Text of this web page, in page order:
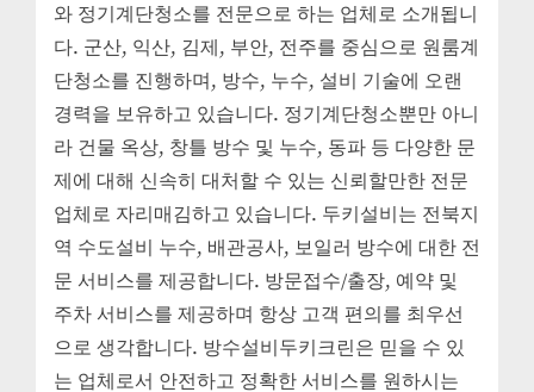
와 정기계단청소를 전문으로 하는 업체로 소개됩니
다. 군산, 익산, 김제, 부안, 전주를 중심으로 원룸계
단청소를 진행하며, 방수, 누수, 설비 기술에 오랜
경력을 보유하고 있습니다. 정기계단청소뿐만 아니
라 건물 옥상, 창틀 방수 및 누수, 동파 등 다양한 문
제에 대해 신속히 대처할 수 있는 신뢰할만한 전문
업체로 자리매김하고 있습니다. 두키설비는 전북지
역 수도설비 누수, 배관공사, 보일러 방수에 대한 전
문 서비스를 제공합니다. 방문접수/출장, 예약 및
주차 서비스를 제공하며 항상 고객 편의를 최우선
으로 생각합니다. 방수설비두키크린은 믿을 수 있
는 업체로서 안전하고 정확한 서비스를 원하시는